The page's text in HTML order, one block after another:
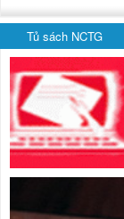
Tủ sách NCTG